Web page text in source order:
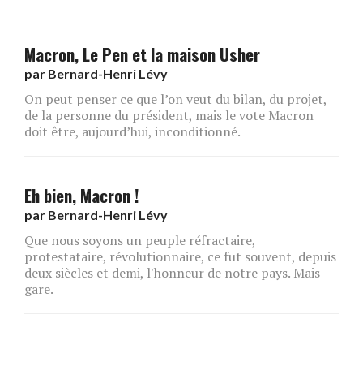
Macron, Le Pen et la maison Usher
par Bernard-Henri Lévy
On peut penser ce que l’on veut du bilan, du projet,
de la personne du président, mais le vote Macron
doit être, aujourd’hui, inconditionné.
Eh bien, Macron !
par Bernard-Henri Lévy
Que nous soyons un peuple réfractaire,
protestataire, révolutionnaire, ce fut souvent, depuis
deux siècles et demi, l'honneur de notre pays. Mais
gare.